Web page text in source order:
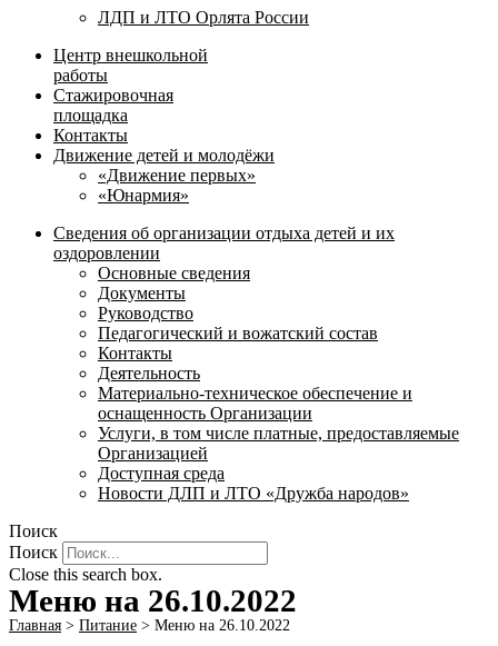
ЛДП и ЛТО Орлята России
Центр внешкольной
работы
Стажировочная
площадка
Контакты
Движение детей и молодёжи
«Движение первых»
«Юнармия»
Сведения об организации отдыха детей и их
оздоровлении
Основные сведения
Документы
Руководство
Педагогический и вожатский состав
Контакты
Деятельность
Материально-техническое обеспечение и
оснащенность Организации
Услуги, в том числе платные, предоставляемые
Организацией
Доступная среда
Новости ДЛП и ЛТО «Дружба народов»
Поиск
Поиск
Close this search box.
Меню на 26.10.2022
Главная > Питание > Меню на 26.10.2022